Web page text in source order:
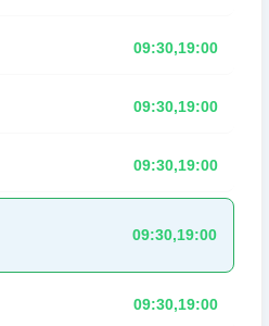
09:30,19:00
09:30,19:00
09:30,19:00
09:30,19:00
09:30,19:00